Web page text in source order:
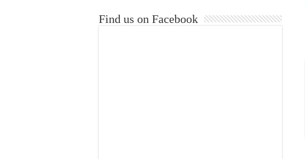
Find us on Facebook